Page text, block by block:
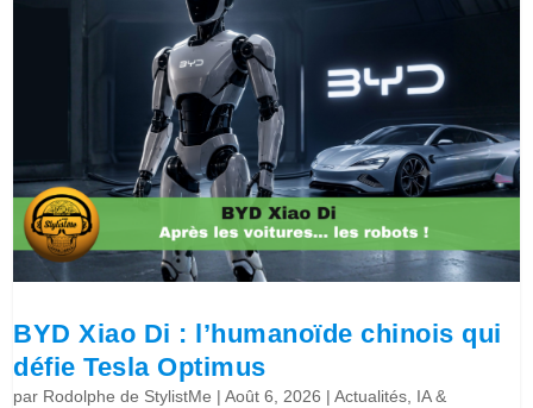
BYD Xiao Di : l’humanoïde chinois qui
défie Tesla Optimus
par Rodolphe de StylistMe |Août 6, 2026 |Actualités IA &